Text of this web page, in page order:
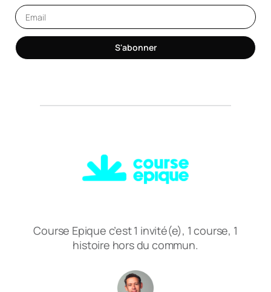
S'abonner
Course Epique c’est 1 invité(e), 1 course, 1
histoire hors du commun.